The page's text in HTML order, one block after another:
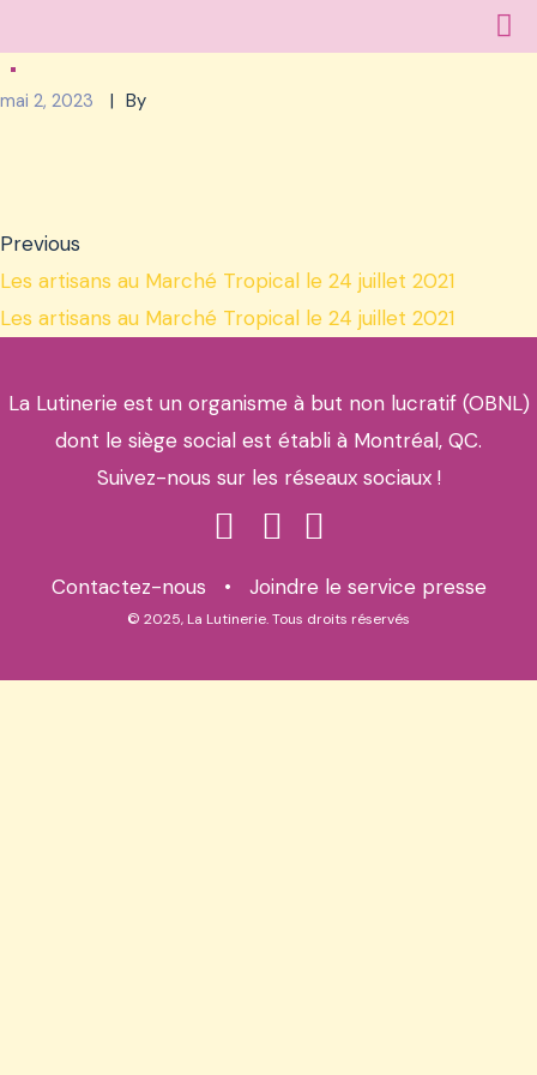
mai 2, 2023 By
Previous
Les artisans au Marché Tropical le 24 juillet 2021
Les artisans au Marché Tropical le 24 juillet 2021
La Lutinerie est un organisme à but non lucratif (OBNL)
dont le siège social est établi à Montréal, QC.
Suivez-nous sur les réseaux sociaux !
Contactez-nous • Joindre le service presse
© 2025, La Lutinerie. Tous droits réservés